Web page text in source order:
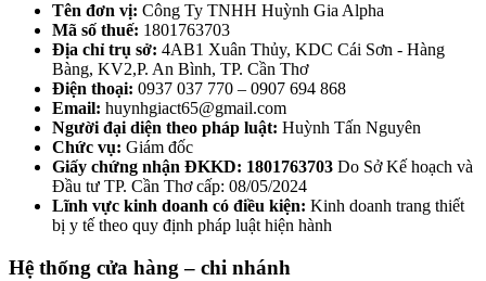
Tên đơn vị: Công Ty TNHH Huỳnh Gia Alpha
Mã số thuế: 1801763703
Địa chỉ trụ sở: 4AB1 Xuân Thủy, KDC Cái Sơn - Hàng
Bàng, KV2,P. An Bình, TP. Cần Thơ
Điện thoại: 0937 037 770 – 0907 694 868
Email: huynhgiact65@gmail.com
Người đại diện theo pháp luật: Huỳnh Tấn Nguyên
Chức vụ: Giám đốc
Giấy chứng nhận ĐKKD: 1801763703 Do Sở Kế hoạch và
Đầu tư TP. Cần Thơ cấp: 08/05/2024
Lĩnh vực kinh doanh có điều kiện: Kinh doanh trang thiết
bị y tế theo quy định pháp luật hiện hành
Hệ thống cửa hàng – chi nhánh